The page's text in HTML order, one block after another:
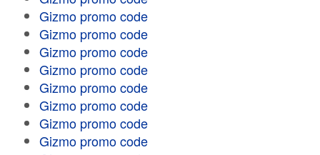
Gizmo promo code
Gizmo promo code
Gizmo promo code
Gizmo promo code
Gizmo promo code
Gizmo promo code
Gizmo promo code
Gizmo promo code